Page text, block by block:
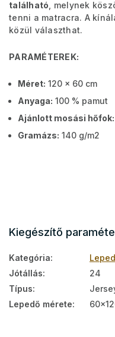
található , melynek
tenni a matracra. A
közül választhat.
PARAMÉTEREK:
Méret: 120 x 60 cm
Anyaga: 100 % pamut
Ajánlott mosási hőfok:
Gramázs: 140 g/m2
Kiegészítő
Kategória:
Jótállás:
24
Típus:
Lepedő mérete: